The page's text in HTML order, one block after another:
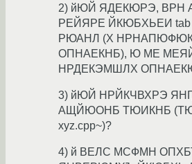
2) йЮЙ ЯДЕКЮРЭ, ВРН
РЕЙЯРЕ ЙКЮБХЬЕИ
РЮАНЛ (Х
ОПНАЕКНБ), Ю МЕ
НРДЕКЭМШЛХ
3) йЮЙ НРЙКЧВХРЭ
АЩЙЮОНБ ТЮИКНБ
xyz.cpp~)?
4) й ВЕЛС МСФМН